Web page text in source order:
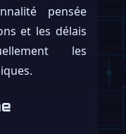
pensée
et les délais
les